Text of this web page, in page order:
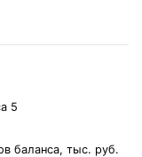
5
баланса, тыс. руб.